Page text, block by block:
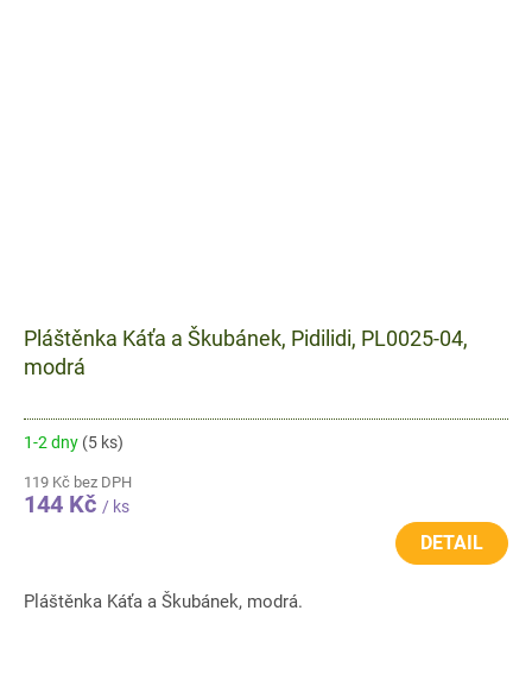
Pláštěnka Káťa a Škubánek, Pidilidi, PL0025-04,
modrá
1-2 dny (5 ks)
119 Kč bez DPH
144 Kč / ks
DETAIL
Pláštěnka Káťa a Škubánek, modrá.